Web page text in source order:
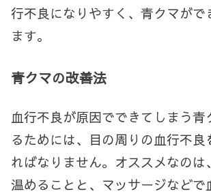
行不良になりやすく、青クマがで
ます。
青クマの改善法
血行不良が原因でできてしまう青
るためには、目の周りの血行不良
ればなりません。オススメなのは
温めることと、マッサージなどで